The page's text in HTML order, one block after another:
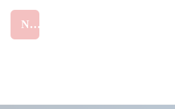
NARUČI